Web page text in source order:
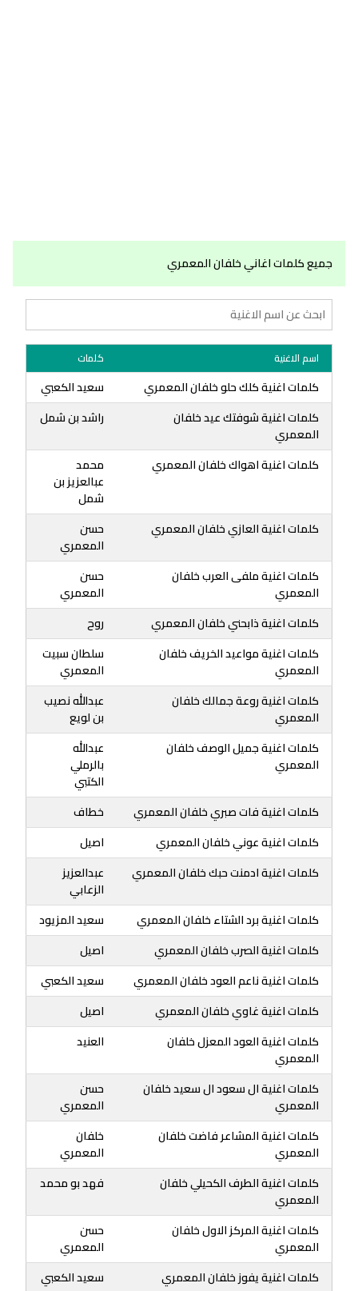
جميع كلمات اغاني خلفان المعمري
اسم الاغنية كلمات
كلمات اغنية كلك حلو خلفان المعمري
سعيد الكعبي
كلمات اغنية شوفتك عيد خلفان
المعمري
راشد بن شمل
كلمات اغنية اهواك خلفان المعمري
محمد
عبالعزيز بن
شمل
كلمات اغنية العازي خلفان المعمري
حسن
المعمري
كلمات اغنية ملفى العرب خلفان
المعمري
حسن
المعمري
كلمات اغنية ذابحني خلفان المعمري
روح
كلمات اغنية مواعيد الخريف خلفان
المعمري
سلطان سبيت
المعمري
كلمات اغنية روعة جمالك خلفان
المعمري
عبدالله نصيب
بن لويع
كلمات اغنية جميل الوصف خلفان
المعمري
عبدالله
بالرملي
الكتبي
كلمات اغنية فات صبري خلفان المعمري
خطاف
كلمات اغنية عوني خلفان المعمري
اصيل
كلمات اغنية ادمنت حبك خلفان المعمري
عبدالعزیز
الزعابي
كلمات اغنية برد الشتاء خلفان المعمري
سعيد المزيود
كلمات اغنية الصرب خلفان المعمري
اصيل
كلمات اغنية ناعم العود خلفان المعمري
سعيد الكعبي
كلمات اغنية غاوي خلفان المعمري
اصيل
كلمات اغنية العود المعزل خلفان
المعمري
العنيد
كلمات اغنية ال سعود ال سعيد خلفان
المعمري
حسن
المعمري
كلمات اغنية المشاعر فاضت خلفان
المعمري
خلفان
المعمري
كلمات اغنية الطرف الكحيلي خلفان
المعمري
فهد بو محمد
كلمات اغنية المركز الاول خلفان
المعمري
حسن
المعمري
كلمات اغنية يفوز خلفان المعمري
سعيد الكعبي